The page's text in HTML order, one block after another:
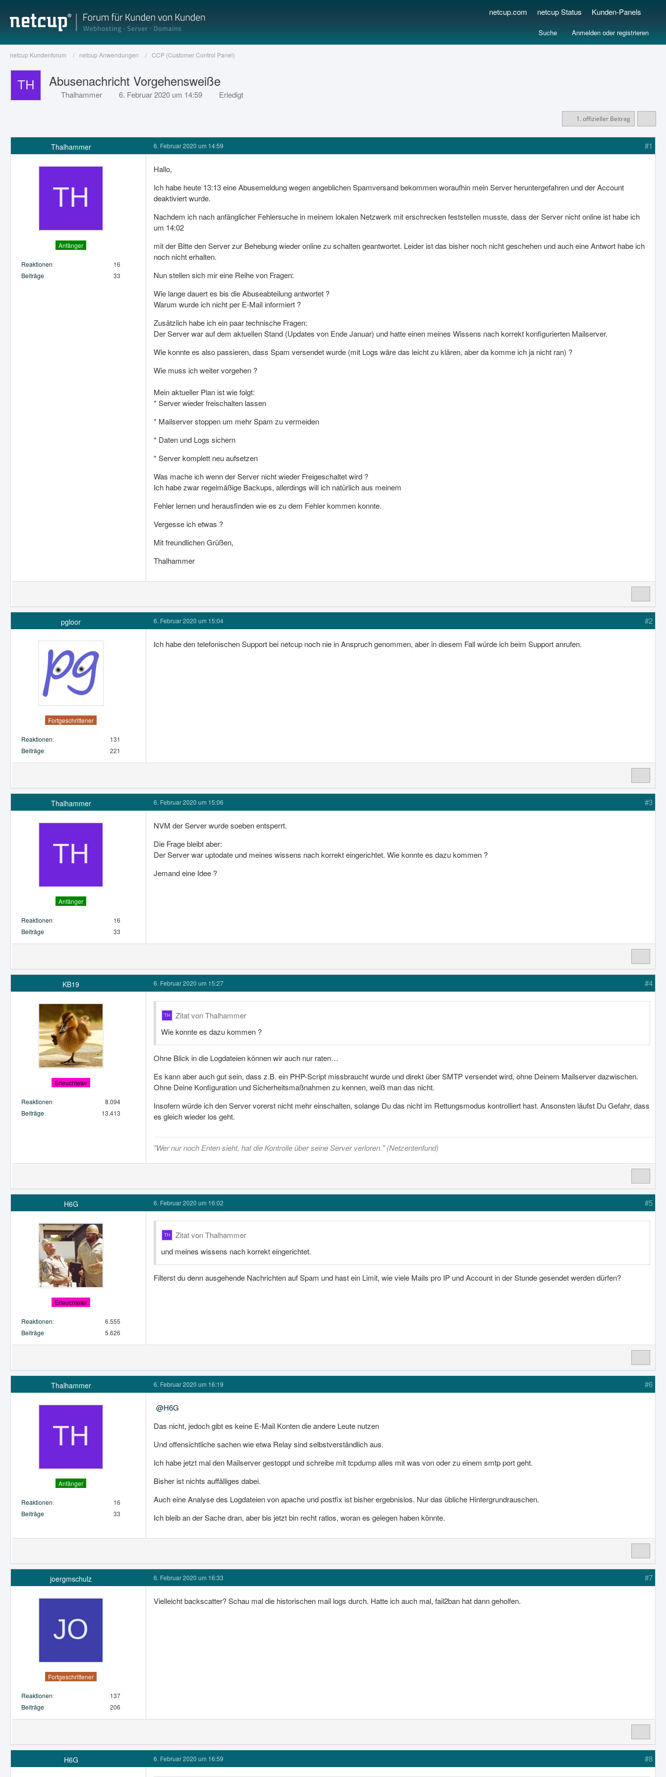
netcup.com netcup Status Kunden-Panels
Anmelden oder registrieren
Suche
netcup Kundenforum netcup Anwendungen CCP (Customer Control Panel)
Abusenachricht Vorgehensweiße
Thalhammer 6. Februar 2020 um 14:59 Erledigt
1. offizieller Beitrag
Thalhammer
Anfänger
Reaktionen
16
Beiträge
33
6. Februar 2020 um 14:59 #1
Hallo,
Ich habe heute 13:13 eine Abusemeldung wegen angeblichen Spamversand bekommen woraufhin mein Server heruntergefahren und der Account
deaktiviert wurde.
Nachdem ich nach anfänglicher Fehlersuche in meinem lokalen Netzwerk mit erschrecken feststellen musste, dass der Server nicht online ist habe ich
um 14:02
mit der Bitte den Server zur Behebung wieder online zu schalten geantwortet. Leider ist das bisher noch nicht geschehen und auch eine Antwort habe ich
noch nicht erhalten.
Nun stellen sich mir eine Reihe von Fragen:
Wie lange dauert es bis die Abuseabteilung antwortet ?
Warum wurde ich nicht per E-Mail informiert ?
Zusätzlich habe ich ein paar technische Fragen:
Der Server war auf dem aktuellen Stand (Updates von Ende Januar) und hatte einen meines Wissens nach korrekt konfigurierten Mailserver.
Wie konnte es also passieren, dass Spam versendet wurde (mit Logs wäre das leicht zu klären, aber da komme ich ja nicht ran) ?
Wie muss ich weiter vorgehen ?
Mein aktueller Plan ist wie folgt:
* Server wieder freischalten lassen
* Mailserver stoppen um mehr Spam zu vermeiden
* Daten und Logs sichern
* Server komplett neu aufsetzen
Was mache ich wenn der Server nicht wieder Freigeschaltet wird ?
Ich habe zwar regelmäßige Backups, allerdings will ich natürlich aus meinem
Fehler lernen und herausfinden wie es zu dem Fehler kommen konnte.
Vergesse ich etwas ?
Mit freundlichen Grüßen,
Thalhammer
pgloor
Fortgeschrittener
Reaktionen
131
Beiträge
221
6. Februar 2020 um 15:04 #2
Ich habe den telefonischen Support bei netcup noch nie in Anspruch genommen, aber in diesem Fall würde ich beim Support anrufen.
Thalhammer
Anfänger
Reaktionen
16
Beiträge
33
6. Februar 2020 um 15:06 #3
NVM der Server wurde soeben entsperrt.
Die Frage bleibt aber:
Der Server war uptodate und meines wissens nach korrekt eingerichtet. Wie konnte es dazu kommen ?
Jemand eine Idee ?
KB19
Erleuchteter
Reaktionen
8.094
Beiträge
13.413
6. Februar 2020 um 15:27 #4
Zitat von Thalhammer
Wie konnte es dazu kommen ?
Ohne Blick in die Logdateien können wir auch nur raten…
Es kann aber auch gut sein, dass z.B. ein PHP-Script missbraucht wurde und direkt über SMTP versendet wird, ohne Deinem Mailserver dazwischen.
Ohne Deine Konfiguration und Sicherheitsmaßnahmen zu kennen, weiß man das nicht.
Insofern würde ich den Server vorerst nicht mehr einschalten, solange Du das nicht im Rettungsmodus kontrolliert hast. Ansonsten läufst Du Gefahr, dass
es gleich wieder los geht.
"Wer nur noch Enten sieht, hat die Kontrolle über seine Server verloren." (Netzentenfund)
H6G
Erleuchteter
Reaktionen
6.555
Beiträge
5.626
6. Februar 2020 um 16:02 #5
Zitat von Thalhammer
und meines wissens nach korrekt eingerichtet.
Filterst du denn ausgehende Nachrichten auf Spam und hast ein Limit, wie viele Mails pro IP und Account in der Stunde gesendet werden dürfen?
Thalhammer
Anfänger
Reaktionen
16
Beiträge
33
6. Februar 2020 um 16:19 #6
H6G
Das nicht, jedoch gibt es keine E-Mail Konten die andere Leute nutzen
Und offensichtliche sachen wie etwa Relay sind selbstverständlich aus.
Ich habe jetzt mal den Mailserver gestoppt und schreibe mit tcpdump alles mit was von oder zu einem smtp port geht.
Bisher ist nichts auffälliges dabei.
Auch eine Analyse des Logdateien von apache und postfix ist bisher ergebnislos. Nur das übliche Hintergrundrauschen.
Ich bleib an der Sache dran, aber bis jetzt bin recht ratlos, woran es gelegen haben könnte.
joergmschulz
Fortgeschrittener
Reaktionen
137
Beiträge
206
6. Februar 2020 um 16:33 #7
Vielleicht backscatter? Schau mal die historischen mail logs durch. Hatte ich auch mal, fail2ban hat dann geholfen.
H6G 6. Februar 2020 um 16:59 #8